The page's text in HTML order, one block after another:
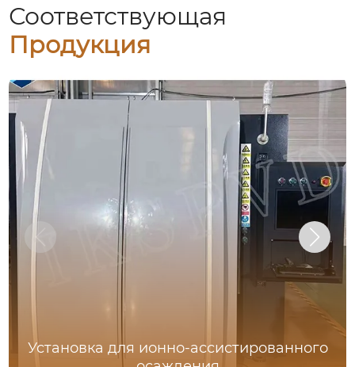
Соответствующая
Продукция
Установка для ионно-ассистированного